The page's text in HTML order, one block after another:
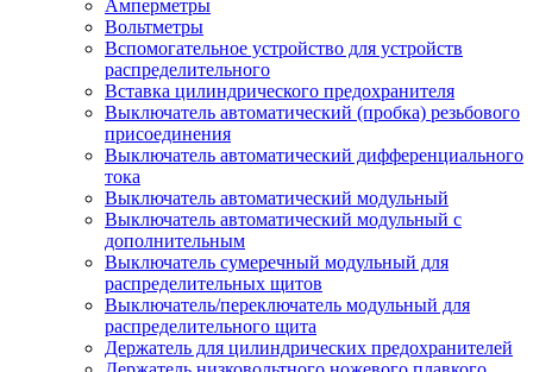
Амперметры
Вольтметры
Вспомогательное устройство для устройств
распределительного
Вставка цилиндрического предохранителя
Выключатель автоматический (пробка) резьбового
присоединения
Выключатель автоматический дифференциального
тока
Выключатель автоматический модульный
Выключатель автоматический модульный с
дополнительным
Выключатель сумеречный модульный для
распределительных щитов
Выключатель/переключатель модульный для
распределительного щита
Держатель для цилиндрических предохранителей